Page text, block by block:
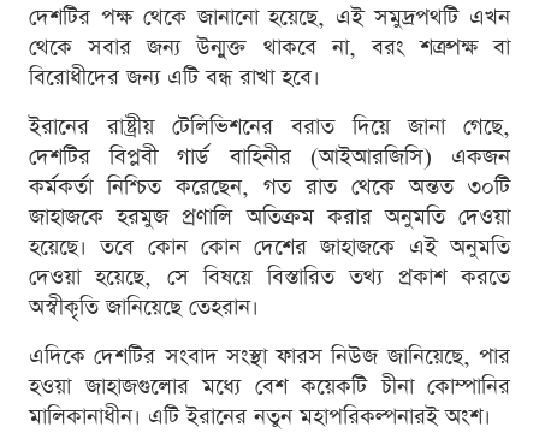
দেশটির পক্ষ থেকে জানানো হয়েছে, এই সমুদ্রপথটি এখন
থেকে সবার জন্য উন্মুক্ত থাকবে না, বরং শত্রুপক্ষ বা
বিরোধীদের জন্য এটি বন্ধ রাখা হবে।
ইরানের রাষ্ট্রীয় টেলিভিশনের বরাত দিয়ে জানা গেছে,
দেশটির বিপ্লবী গার্ড বাহিনীর (আইআরজিসি) একজন
কর্মকর্তা নিশ্চিত করেছেন, গত রাত থেকে অন্তত ৩০টি
জাহাজকে হরমুজ প্রণালি অতিক্রম করার অনুমতি দেওয়া
হয়েছে। তবে কোন কোন দেশের জাহাজকে এই অনুমতি
দেওয়া হয়েছে, সে বিষয়ে বিস্তারিত তথ্য প্রকাশ করতে
অস্বীকৃতি জানিয়েছে তেহরান।
এদিকে দেশটির সংবাদ সংস্থা ফারস নিউজ জানিয়েছে, পার
হওয়া জাহাজগুলোর মধ্যে বেশ কয়েকটি চীনা কোম্পানির
মালিকানাধীন। এটি ইরানের নতুন মহাপরিকল্পনারই অংশ।